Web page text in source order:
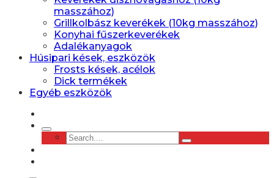
masszához)
Grillkolbász keverékek (10kg masszához)
Konyhai fűszerkeverékek
Adalékanyagok
Húsipari kések, eszközök
Frosts kések, acélok
Dick termékek
Egyéb eszközök